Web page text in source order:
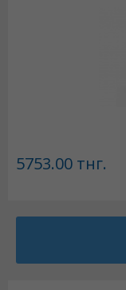
5753.00 тнг.